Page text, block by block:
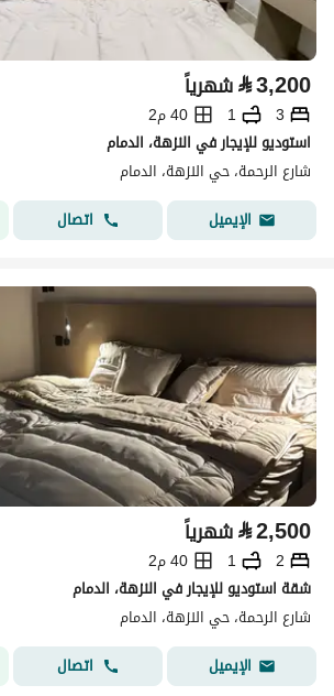
⃁3,200 شهرياً
3
1
40 م2
استوديو للإيجار في النزهة، الدمام
شارع الرحمة، حي النزهة، الدمام
الإيميل
اتصال
⃁2,500 شهرياً
2
1
40 م2
شقة استوديو للإيجار في النزهة، الدمام
شارع الرحمة، حي النزهة، الدمام
الإيميل
اتصال